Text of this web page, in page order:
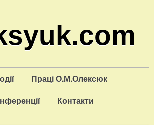
Праці О.М.Олексюк
Контакти